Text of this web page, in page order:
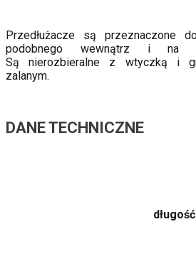
Przedłużacze są przeznaczone
podobnego wewnątrz i na
Są nierozbieralne z wtyczką i
zalanym.
DANE TECHNICZNE